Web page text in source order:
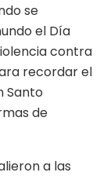
se
el Día
contra
recordar el
Santo
de
a las